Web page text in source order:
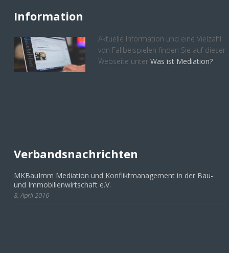
Information
Aktuelle Information und eine Vielzahl
von Fallbeispielen finden Sie auf dieser
Webseite unter Was ist Mediation?
Verbandsnachrichten
MKBauImm Mediation und Konfliktmanagement in der Bau-
und Immobilienwirtschaft e.V.
8. April 2016